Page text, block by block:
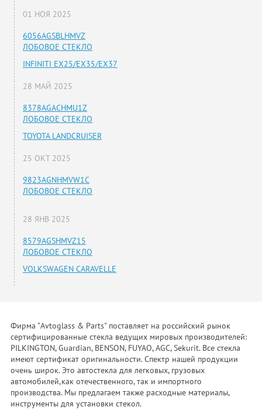
01 НОЯ 2025
6056AGSBLHMVZ
ЛОБОВОЕ СТЕКЛО
INFINITI EX25/EX35/EX37
28 МАЙ 2025
8378AGACHMU1Z
ЛОБОВОЕ СТЕКЛО
TOYOTA LANDCRUISER
25 ОКТ 2025
9823AGNHMVW1C
ЛОБОВОЕ СТЕКЛО
28 ЯНВ 2025
8579AGSHMVZ15
ЛОБОВОЕ СТЕКЛО
VOLKSWAGEN CARAVELLE
Фирма "Avtoglass & Parts" поставляет на российский рынок
сертифицированные стекла ведущих мировых производителей:
PILKINGTON, Guardian, BENSON, FUYAO, AGC, Sekurit. Все стекла
имеют сертификат оригинальности. Спектр нашей продукции
очень широк. Это автостекла для легковых, грузовых
автомобилей,как отечественного, так и импортного
производства. Мы предлагаем также расходные материалы,
инструменты для установки стекол.